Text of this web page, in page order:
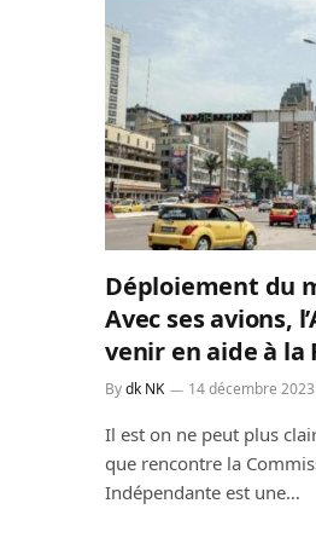
Déploiement du
Avec ses avions,
venir en aide à la
Bydk NK 14 décembre 2023
Il est on ne peut plus
que rencontre la
Indépendante est une…